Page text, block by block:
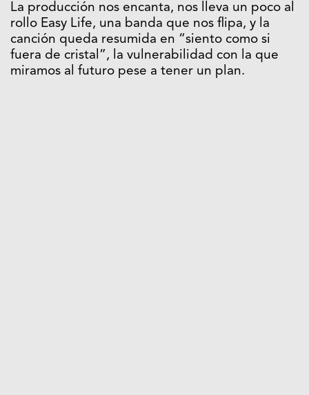
La producción nos encanta, nos lleva un poco al
rollo Easy Life, una banda que nos flipa, y la
canción queda resumida en “siento como si
fuera de cristal”, la vulnerabilidad con la que
miramos al futuro pese a tener un plan.